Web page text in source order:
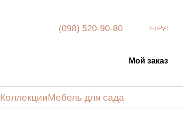
(098) 520-90-80 Укр Рус
Мой заказ
КоллекцииМебель для сада